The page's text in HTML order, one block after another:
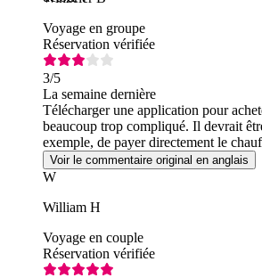
Voyage en groupe
Réservation vérifiée
3/5
La semaine dernière
Télécharger une application pour
beaucoup trop compliqué. Il devrait
exemple, de payer directement le
Voir le commentaire original en anglais
W
William H
Voyage en couple
Réservation vérifiée